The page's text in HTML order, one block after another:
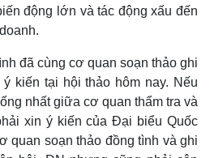
động lớn và tác động xấu đến
đã cùng cơ quan soạn thảo ghi
kiến tại hội thảo hôm nay. Nếu
nhất giữa cơ quan thẩm tra và
xin ý kiến của Đại biểu Quốc
quan soạn thảo đồng tình và ghi